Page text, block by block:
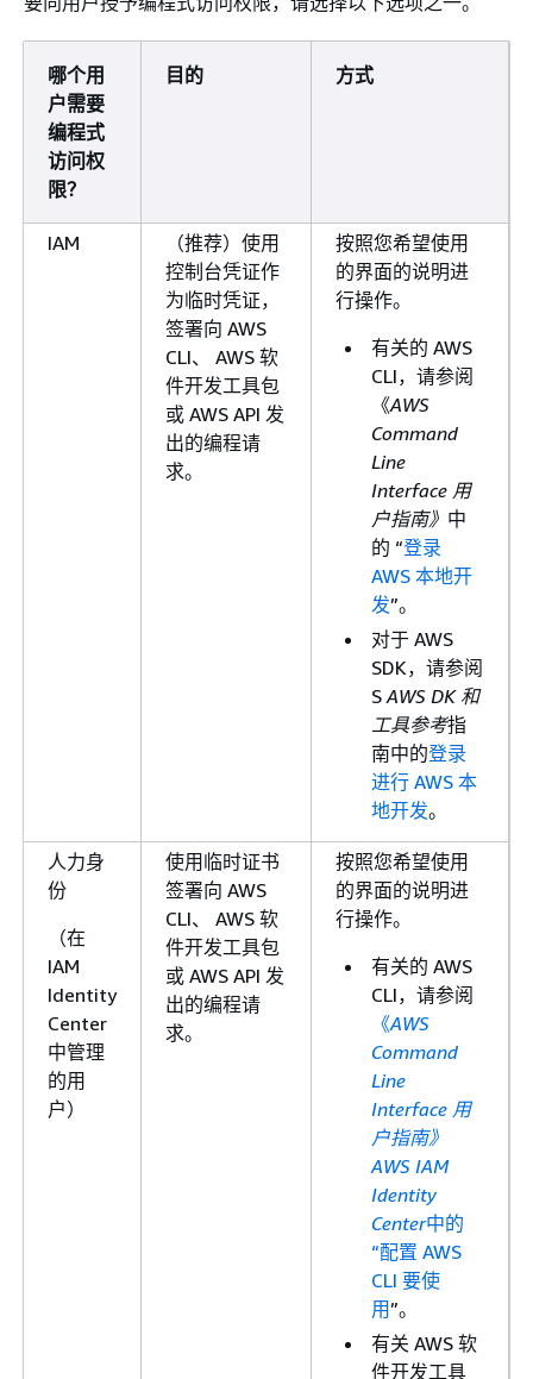
哪个用
户需要
编程式
访问权
限？
目的 方式
IAM
（推荐）使用
控制台凭证作
为临时凭证，
签署向 AWS
CLI、 AWS 软
件开发工具包
或 AWS API 发
出的编程请
求。
按照您希望使用
的界面的说明进
行操作。
有关的 AWS
CLI，请参阅
《AWS
Command
Line
Interface 用
户指南》 中
的 “登录
AWS 本地开
发”。
对于 AWS
SDK，请参阅
S AWS DK 和
工具参考指
南中的登录
进行 AWS 本
地开发。
人力身
份
（在
IAM
Identity
Center
中管理
的用
户）
使用临时证书
签署向 AWS
CLI、 AWS 软
件开发工具包
或 AWS API 发
出的编程请
求。
按照您希望使用
的界面的说明进
行操作。
有关的 AWS
CLI，请参阅
《AWS
Command
Line
Interface 用
户指南》
AWS IAM
Identity
Center中的
“配置 AWS
CLI 要使
用”。
有关 AWS 软
件开发工具